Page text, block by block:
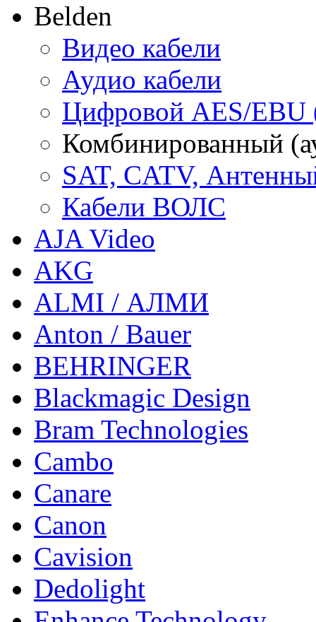
Belden
Видео кабели
Аудио кабели
Цифровой AES/
Комбинированный
SAT, CATV,
Кабели ВОЛС
AJA Video
AKG
ALMI / АЛМИ
Anton / Bauer
BEHRINGER
Blackmagic Design
Bram Technologies
Cambo
Canare
Canon
Cavision
Dedolight